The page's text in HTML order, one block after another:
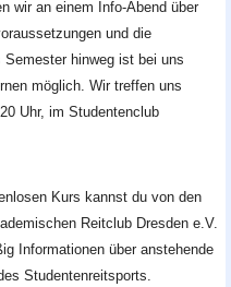
wir an einem Info-Abend über
und die
Semester hinweg ist bei uns
möglich. Wir treffen uns
Uhr, im Studentenclub
Kurs kannst du von den
Reitclub Dresden e.V.
Informationen über anstehende
Studentenreitsports.